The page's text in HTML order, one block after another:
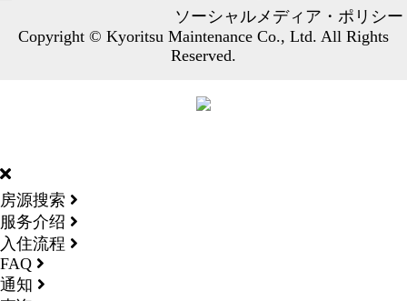
ソーシャルメディア・ポリシー
Copyright © Kyoritsu Maintenance Co., Ltd. All Rights
Reserved.
房源搜索
服务介绍
入住流程
FAQ
通知